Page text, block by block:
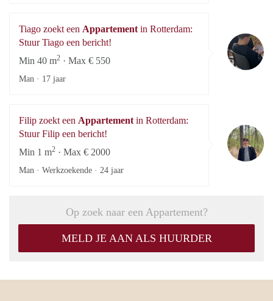
Tiago zoekt een Appartement in Rotterdam:
Stuur Tiago een bericht!
Min 40 m2 · Max € 550
Man · 17 jaar
Filip zoekt een Appartement in Rotterdam:
Stuur Filip een bericht!
Min 1 m2 · Max € 2000
Man · Werkzoekende · 24 jaar
Op zoek naar een Appartement?
MELD JE AAN ALS HUURDER